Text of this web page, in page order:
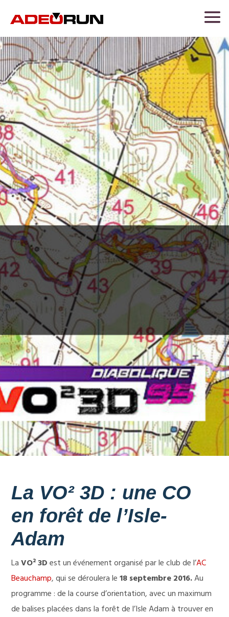
La VO² 3D : une CO
en forêt de l’Isle-
Adam
LaVO² 3Dest un événement organisé par le club de l’AC
Beauchamp, qui se déroulera le18 septembre 2016.Au
programme : de la course d’orientation, avec un maximum
de balises placées dans la forêt de l’Isle Adam à trouver en